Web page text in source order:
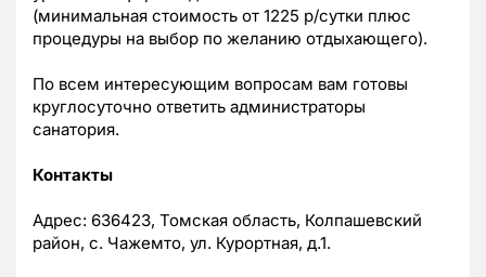
(минимальная стоимость от 1225 р/сутки плюс
процедуры на выбор по желанию отдыхающего).
По всем интересующим вопросам вам готовы
круглосуточно ответить администраторы
санатория.
Контакты
Адрес: 636423, Томская область, Колпашевский
район, с. Чажемто, ул. Курортная, д.1.